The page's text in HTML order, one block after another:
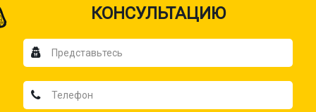
КОНСУЛЬТАЦИЮ